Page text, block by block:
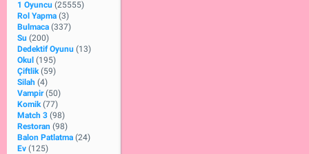
1 Oyuncu (25555)
Rol Yapma (3)
Bulmaca (337)
Su (200)
Dedektif Oyunu (13)
Okul (195)
Çiftlik (59)
Silah (4)
Vampir (50)
Komik (77)
Match 3 (98)
Restoran (98)
Balon Patlatma (24)
Ev (125)